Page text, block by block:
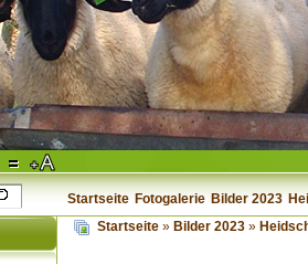
Startseite Fotogalerie Bilder 2023
Startseite » Bilder 2023 »